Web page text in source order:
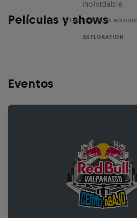
Películas y shows
inolvidable.
1 Temporada · 6
EXPLORATION
Eventos